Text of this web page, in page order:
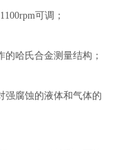
可调；
哈氏合金测量结构；
腐蚀的液体和气体的